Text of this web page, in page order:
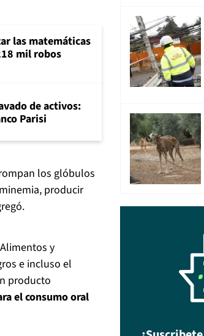
las matemáticas
mil robos
de activos:
Parisi
los glóbulos
producir
y
e incluso el
producto
el consumo oral